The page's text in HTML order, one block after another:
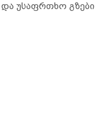
და უსაფრთხო გზები